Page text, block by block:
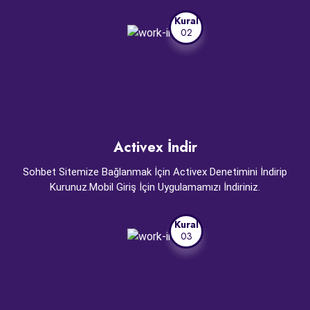
Kural
02
Activex İndir
Sohbet Sitemize Bağlanmak İçin Activex Denetimini İndirip
Kurunuz.Mobil Giriş İçin Uygulamamızı İndiriniz.
Kural
03